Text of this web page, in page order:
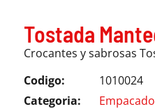
Tostada
Crocantes y sabrosas
Codigo:
1010024
Categoria: